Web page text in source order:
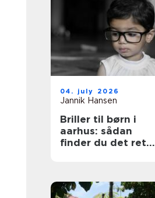
04. july 2026
Jannik Hansen
Briller til børn i
aarhus: sådan
finder du det rette